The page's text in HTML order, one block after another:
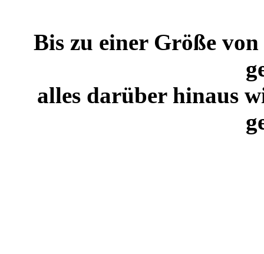
Bis zu einer Größe
alles darüber hinaus